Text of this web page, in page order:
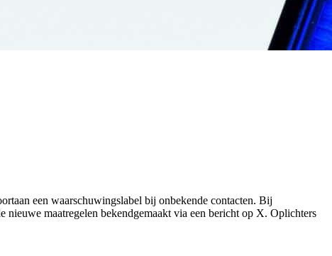
een waarschuwingslabel bij onbekende contacten. Bij
maatregelen bekendgemaakt via een bericht op X. Oplichters